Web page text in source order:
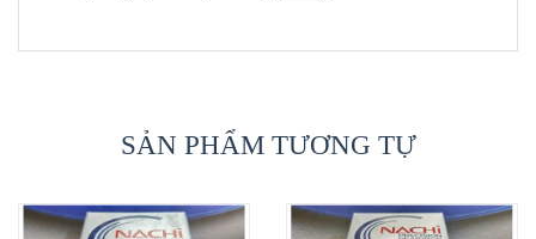
SẢN PHẨM TƯƠNG TỰ